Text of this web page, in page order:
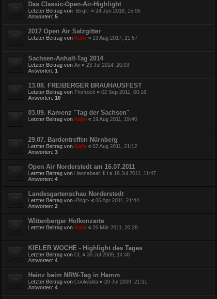
Das Classic-Open-Air-Highlight
Letzter Beitrag von -Birgit- « 24 Jun 2018, 15:05
Antworten: 5
2017 Open Air Salzgitter
Letzter Beitrag von Kalle « 13 Aug 2017, 21:57
Sachsen-Anhalt-Tag 2014
Letzter Beitrag von An « 23 Jul 2014, 20:03
Antworten: 1
13.08. FREIBERGER BRAUHAUSFEST
Letzter Beitrag von Thofrock « 02 Sep 2011, 00:16
Antworten: 10
03.09. Kamenz "Tag der Sachsen"
Letzter Beitrag von Kalle « 19 Aug 2011, 19:40
29.07. Bardentreffen Nürnberg
Letzter Beitrag von Kalle « 02 Aug 2011, 21:12
Antworten: 3
Open Air Norderstedt am 16.07.2011
Letzter Beitrag von HansabearHH « 18 Jul 2011, 11:47
Antworten: 4
Landesgartenschau Norderstedt
Letzter Beitrag von -Birgit- « 06 Apr 2011, 21:44
Antworten: 2
Wittenberger Hofkonzerte
Letzter Beitrag von Kalle « 26 Mär 2011, 20:28
KIELER WOCHE - Highlight des Tages
Letzter Beitrag von CL « 30 Jul 2009, 14:48
Antworten: 4
Heinz beim NRW-Tag in Hamm
Letzter Beitrag von Coolwalda « 29 Jul 2009, 21:01
Antworten: 4